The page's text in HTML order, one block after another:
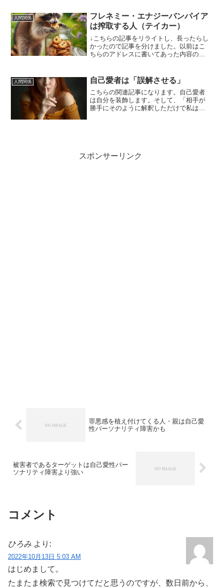
人間関係
フレネミー・エナジーバンパイア
は搾取する人（テイカー）
↓こちらの記事をリライトし、長ったらし
かったので記事を分けました。以前はこ
ちらのアドレスに書いてあった内容の後
はそのまま自己愛性パーソナリティ障害
の行動パターンと酷似し...
人間関係 自己愛者は「誤解させる」
こちらの関連記事になります。自己愛者
は自分を装飾します。そして、「相手が
勝手にそのように解釈しただけで私は嘘
スポンサーリンク
罪悪感を植え付けてくる人・親は自己愛
性パーソナリティ障害かも
被害者であるターゲットは自己愛性パー
ソナリティ障害より強い
コメント
ひろみ より:
2022年10月13日 5:03 AM
はじめまして。
たまたま検索で見つけてだと思うのですが、数日前から、